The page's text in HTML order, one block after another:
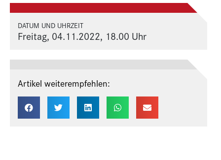
DATUM UND UHRZEIT
Freitag, 04.11.2022, 18.00 Uhr
Artikel weiterempfehlen: